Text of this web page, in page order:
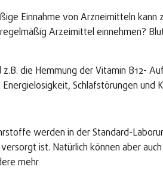
Einnahme von Arzneimitteln
Arzeimittel einnehmen?
die Hemmung der Vitamin B12-
Schlafstörungen
werden in der Standard-
ist. Natürlich können aber
mehr